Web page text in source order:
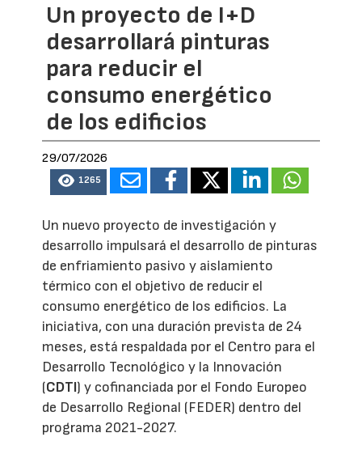
Un proyecto de I+D
desarrollará pinturas
para reducir el
consumo energético
de los edificios
29/07/2026
1265
Un nuevo proyecto de investigación y
desarrollo impulsará el desarrollo de pinturas
de enfriamiento pasivo y aislamiento
térmico con el objetivo de reducir el
consumo energético de los edificios. La
iniciativa, con una duración prevista de 24
meses, está respaldada por el Centro para el
Desarrollo Tecnológico y la Innovación
(CDTI) y cofinanciada por el Fondo Europeo
de Desarrollo Regional (FEDER) dentro del
programa 2021-2027.